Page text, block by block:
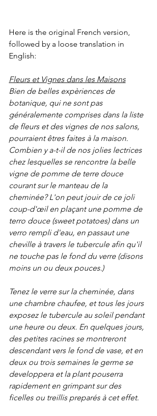
Here is the original French version,
followed by a loose translation in
English:
Fleurs et Vignes dans les Maisons
Bien de belles expèriences de
botanique, qui ne sont pas
généralemente comprises dans la liste
de fleurs et des vignes de nos salons,
pourraient êtres faites à la maison.
Combien y a-t-il de nos jolies lectrices
chez lesquelles se rencontre la belle
vigne de pomme de terre douce
courant sur le manteau de la
cheminée? L'on peut jouir de ce joli
coup-d'œil en plaçant une pomme de
terro douce (sweet potatoes) dans un
verro rempli d'eau, en passaut une
cheville à travers le tubercule afin qu'il
ne touche pas le fond du verre (disons
moins un ou deux pouces.)
Tenez le verre sur la cheminée, dans
une chambre chaufee, et tous les jours
exposez le tubercule au soleil pendant
une heure ou deux. En quelques jours,
des petites racines se montreront
descendant vers le fond de vase, et en
deux ou trois semaines le germe se
developpera et la plant pouserra
rapidement en grimpant sur des
ficelles ou treillis preparés à cet effet.